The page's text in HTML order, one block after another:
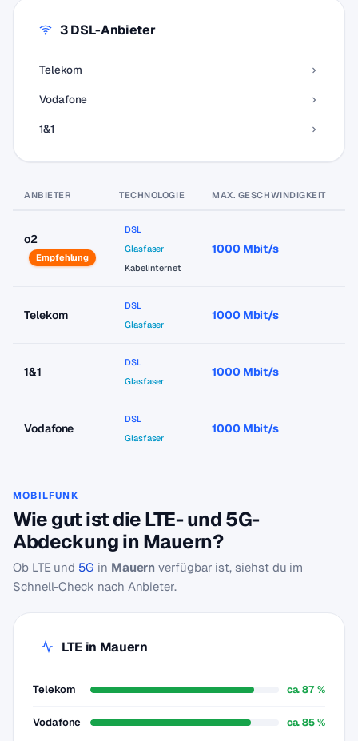
3 DSL-Anbieter
Telekom
Vodafone
1&1
ANBIETER TECHNOLOGIE MAX. GESCHWINDIGKEIT
o2
Empfehlung
DSL
Glasfaser
Kabelinternet
1000 Mbit/s
Telekom
DSL
Glasfaser
1000 Mbit/s
1&1
DSL
Glasfaser
1000 Mbit/s
Vodafone
DSL
Glasfaser
1000 Mbit/s
MOBILFUNK
Wie gut ist die LTE- und 5G-
Abdeckung in Mauern?
Ob LTE und 5G in Mauern verfügbar ist, siehst du im
Schnell-Check nach Anbieter.
LTE in Mauern
Telekom ca. 87 %
Vodafone ca. 85 %